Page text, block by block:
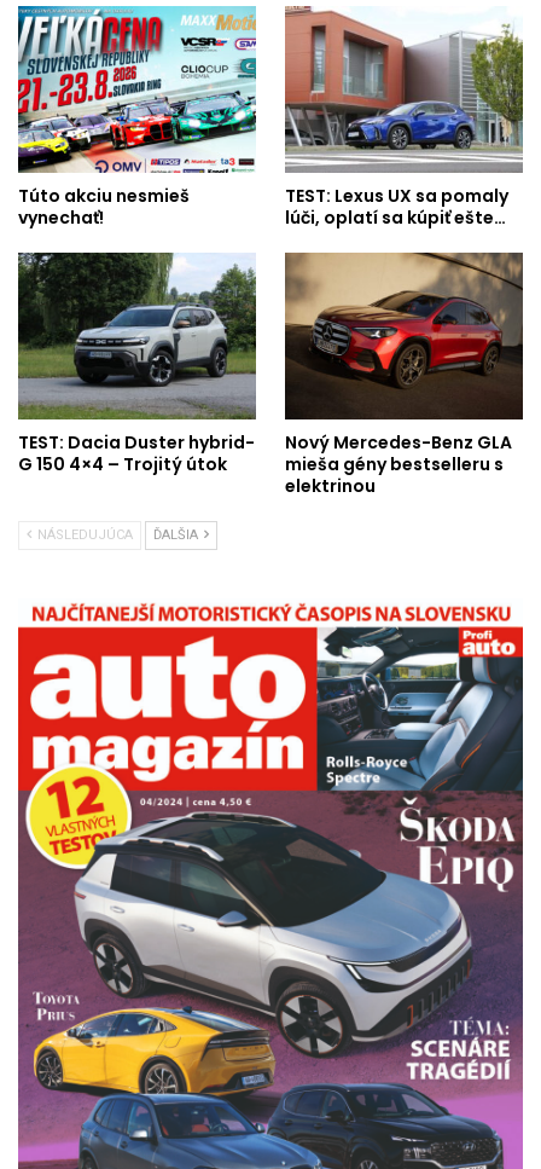
Túto akciu nesmieš
vynechať!
TEST: Lexus UX sa pomaly
lúči, oplatí sa kúpiť ešte…
TEST: Dacia Duster hybrid-
G 150 4×4 – Trojitý útok
Nový Mercedes-Benz GLA
mieša gény bestselleru s
elektrinou
NÁSLEDUJÚCA ĎALŠIA